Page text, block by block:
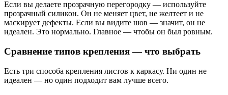
Если вы делаете прозрачную перегородку — используйте
прозрачный силикон. Он не меняет цвет, не желтеет и не
маскирует дефекты. Если вы видите шов — значит, он не
идеален. Это нормально. Главное — чтобы он был ровным.
Сравнение типов крепления — что выбрать
Есть три способа крепления листов к каркасу. Ни один не
идеален — но один подходит вам лучше всего.